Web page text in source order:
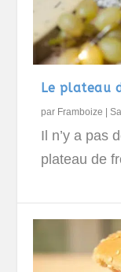
Le plateau
par Framboize |
Il n’y a pas
plateau de